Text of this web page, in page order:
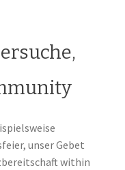
unser Gebet
within